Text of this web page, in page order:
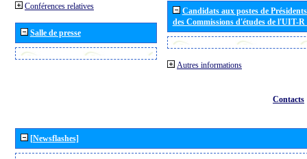
Conférences relatives
Salle de presse
Candidats aux postes de
des Commissions d'études de l'UIT-
Autres informations
Contacts
[Newsflashes]